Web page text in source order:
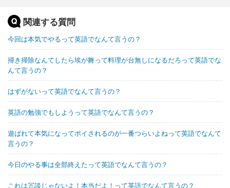
関連する質問
今回は本気でやるって英語でなんて言うの？
掃き掃除なんてしたら埃が舞って料理が台無しになるだろって英語でな
んて言うの？
はずがないって英語でなんて言うの？
英語の勉強でもしようって英語でなんて言うの？
遊ばれて本気になってポイされるのが一番つらいよねって英語でなんて
言うの？
今日のやる事は全部終えたって英語でなんて言うの？
これは冗談じゃないよ！本当だよ！って英語でなんて言うの？